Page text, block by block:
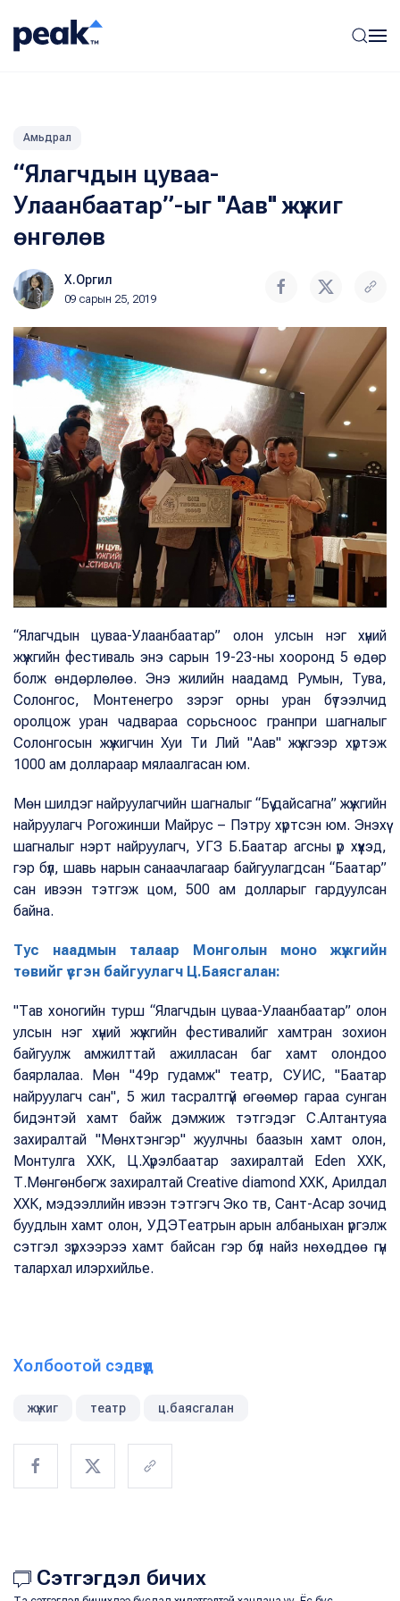
Амьдрал
“Ялагчдын цуваа-
Улаанбаатар”-ыг "Аав" жүжиг
өнгөлөв
Х.Оргил
09 сарын 25, 2019
“Ялагчдын цуваа-Улаанбаатар” олон улсын нэг хүний
жүжгийн фестиваль энэ сарын 19-23-ны хооронд 5 өдөр
болж өндөрлөлөө. Энэ жилийн наадамд Румын, Тува,
Солонгос, Монтенегро зэрэг орны уран бүтээлчид
оролцож уран чадвараа сорьсноос гранпри шагналыг
Солонгосын жүжигчин Хуи Ти Лий "Аав" жүжгээр хүртэж
1000 ам доллараар мялаалгасан юм.
Мөн шилдэг найруулагчийн шагналыг “Бүү дайсагна” жүжгийн
найруулагч Рогожинши Майрус – Пэтру хүртсэн юм. Энэхүү
шагналыг нэрт найруулагч, УГЗ Б.Баатар агсны үр хүүхэд,
гэр бүл, шавь нарын санаачлагаар байгуулагдсан “Баатар”
сан ивээн тэтгэж цом, 500 ам долларыг гардуулсан
байна.
Тус наадмын талаар Монголын моно жүжгийн
төвийг үүсгэн байгуулагч Ц.Баясгалан:
"Тав хоногийн турш “Ялагчдын цуваа-Улаанбаатар” олон
улсын нэг хүний жүжгийн фестивалийг хамтран зохион
байгуулж амжилттай ажилласан баг хамт олондоо
баярлалаа. Мөн "49р гудамж" театр, СУИС, "Баатар
найруулагч сан", 5 жил тасралтгүй өгөөмөр гараа сунган
бидэнтэй хамт байж дэмжиж тэтгэдэг С.Алтантуяа
захиралтай "Мөнхтэнгэр" жуулчны баазын хамт олон,
Монтулга ХХК, Ц.Хүрэлбаатар захиралтай Eden ХХК,
Т.Мөнгөнбөгж захиралтай Creative diamond ХХК, Арилдал
ХХК, мэдээллийн ивээн тэтгэгч Эко тв, Сант-Асар зочид
буудлын хамт олон, УДЭТеатрын арын албаныхан үргэлж
сэтгэл зүрхээрээ хамт байсан гэр бүл найз нөхөддөө гүн
талархал илэрхийлье.
Холбоотой сэдвүүд
жүжиг театр ц.баясгалан
Сэтгэгдэл бичих